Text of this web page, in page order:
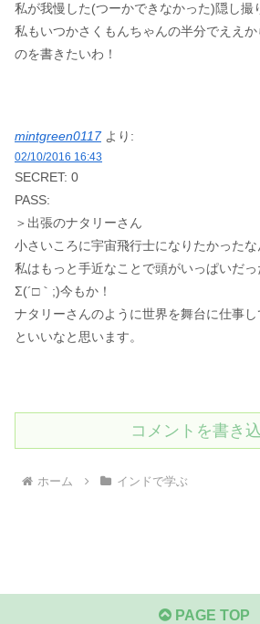
私が我慢した(つーかできなかった)隠し
私もいつかさくもんちゃんの半分でええ
のを書きたいわ！
mintgreen0117 より:
02/10/2016 16:43
SECRET: 0
PASS:
＞出張のナタリーさん
小さいころに宇宙飛行士になりたかったな
私はもっと手近なことで頭がいっぱいだっ
Σ(´□｀;)今もか！
ナタリーさんのように世界を舞台に仕事
といいなと思います。
コメントを書き
ホーム インドで学ぶ
PAGE TOP